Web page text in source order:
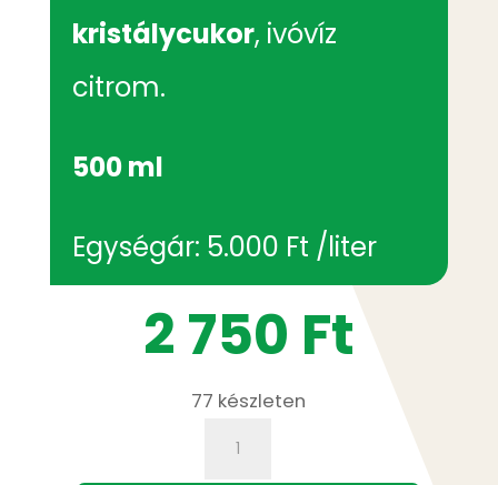
kristálycukor, ivóvíz
citrom.
500 ml
Egységár: 5.000 Ft /liter
2 750 Ft
77 készleten